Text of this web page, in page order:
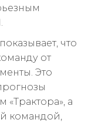
что
от
Это
«Трактора», а
командой,